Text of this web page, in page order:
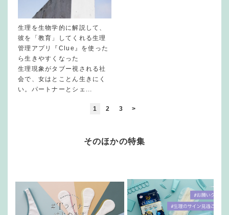
生理を生物学的に解説して、
彼を「教育」してくれる生理
管理アプリ『Clue』を使った
ら生きやすくなった
生理現象がタブー視される社
会で、女はとことん生きにく
い。パートナーとシェ...
1 2 3 >
そのほかの特集